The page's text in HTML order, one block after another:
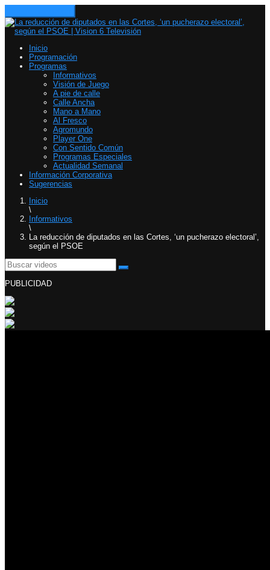
Inicio
Programación
Programas
Informativos
Visión de Juego
A pie de calle
Calle Ancha
Mano a Mano
Al Fresco
Agromundo
Player One
Con Sentido Común
Programas Especiales
Actualidad Semanal
Información Corporativa
Sugerencias
Inicio
\
Informativos
\
La reducción de diputados en las Cortes, ‘un pucherazo electoral’,
según el PSOE
PUBLICIDAD